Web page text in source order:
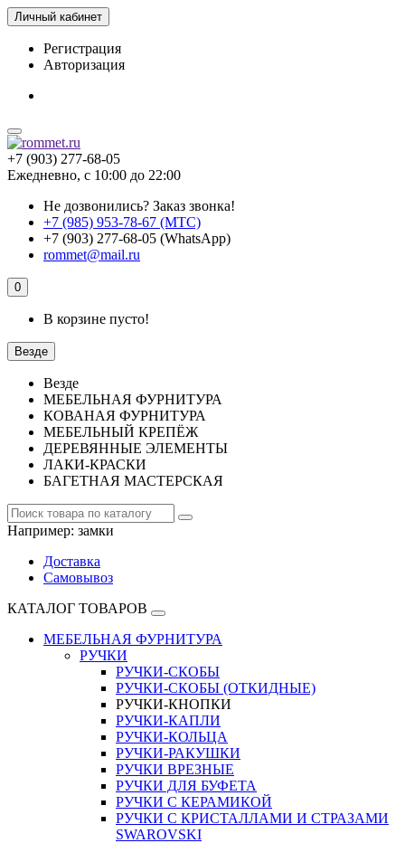
Личный кабинет
Регистрация
Авторизация
+7 (903) 277-68-05
Ежедневно, с 10:00 до 22:00
Не дозвонились? Заказ звонка!
+7 (985) 953-78-67 (МТС)
+7 (903) 277-68-05 (WhatsApp)
rommet@mail.ru
0
В корзине пусто!
Везде
Везде
МЕБЕЛЬНАЯ ФУРНИТУРА
КОВАНАЯ ФУРНИТУРА
МЕБЕЛЬНЫЙ КРЕПЁЖ
ДЕРЕВЯННЫЕ ЭЛЕМЕНТЫ
ЛАКИ-КРАСКИ
БАГЕТНАЯ МАСТЕРСКАЯ
Например: замки
Доставка
Самовывоз
КАТАЛОГ ТОВАРОВ
МЕБЕЛЬНАЯ ФУРНИТУРА
РУЧКИ
РУЧКИ-СКОБЫ
РУЧКИ-СКОБЫ (ОТКИДНЫЕ)
РУЧКИ-КНОПКИ
РУЧКИ-КАПЛИ
РУЧКИ-КОЛЬЦА
РУЧКИ-РАКУШКИ
РУЧКИ ВРЕЗНЫЕ
РУЧКИ ДЛЯ БУФЕТА
РУЧКИ С КЕРАМИКОЙ
РУЧКИ С КРИСТАЛЛАМИ И СТРАЗАМИ
SWAROVSKI